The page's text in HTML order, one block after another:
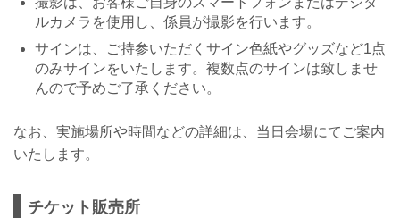
ルカメラを使用し、係員が撮影を行います。
サインは、ご持参いただくサイン色紙やグッズなど1点
のみサインをいたします。複数点のサインは致しませ
んので予めご了承ください。
なお、実施場所や時間などの詳細は、当日会場にてご案内
いたします。
チケット販売所